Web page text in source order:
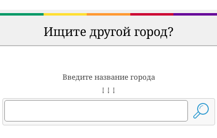
Ищите другой город?
Введите название города
↓ ↓ ↓